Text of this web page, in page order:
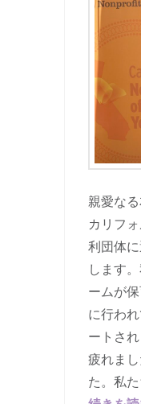
親愛な
カリフ
利団体
します
ームが
に行わ
ートさ
疲れま
た。私